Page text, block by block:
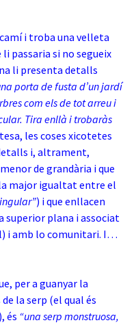
i troba una velleta
li passaria si no segueix
li presenta detalls
porta de fusta d’un jardí
com els de tot arreu i
Tira enllà i trobaràs
les coses xicotetes
i, altrament,
de grandària i que
major igualtat entre el
) i que enllacen
superior plana i associat
i amb lo comunitari. I…
per a guanyar la
la serp (el qual és
és “una serp monstruosa,